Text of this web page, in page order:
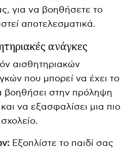
για να βοηθήσετε το
αποτελεσματικά.
ανάγκες
αισθητηριακών
που μπορεί να έχει το
βοηθήσει στην πρόληψη
να εξασφαλίσει μια πιο
Εξοπλίστε το παιδί σας